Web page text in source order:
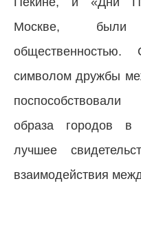
Москве, были
символом дружбы
образа городов в
лучшее
взаимодействия